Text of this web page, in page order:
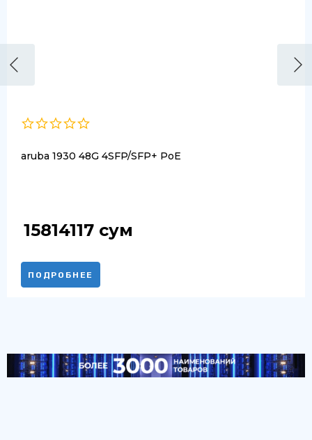
aruba 1930 48G 4SFP/SFP+ PoE
15814117 сум
ПОДРОБНЕЕ